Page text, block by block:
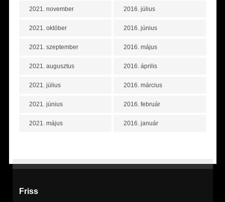
2021. november
2021. október
2021. szeptember
2021. augusztus
2021. július
2021. június
2021. május
2016. július
2016. június
2016. május
2016. április
2016. március
2016. február
2016. január
Friss